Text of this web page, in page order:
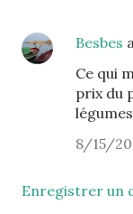
Besbes
Ce qui
prix du
8/15/
Enregistrer un